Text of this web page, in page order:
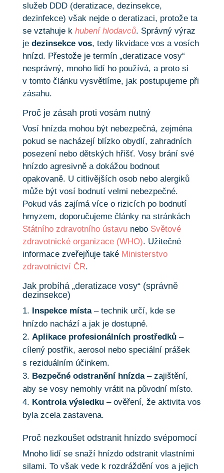
služeb DDD (deratizace, dezinsekce,
dezinfekce) však nejde o deratizaci, protože ta
se vztahuje k hubení hlodavců. Správný výraz
je dezinsekce vos, tedy likvidace vos a vosích
hnízd. Přestože je termín „deratizace vosy“
nesprávný, mnoho lidí ho používá, a proto si
v tomto článku vysvětlíme, jak postupujeme při
zásahu.
Proč je zásah proti vosám nutný
Vosí hnízda mohou být nebezpečná, zejména
pokud se nacházejí blízko obydlí, zahradních
posezení nebo dětských hřišť. Vosy brání své
hnízdo agresivně a dokážou bodnout
opakovaně. U citlivějších osob nebo alergiků
může být vosí bodnutí velmi nebezpečné.
Pokud vás zajímá více o rizicích po bodnutí
hmyzem, doporučujeme články na stránkách
Státního zdravotního ústavunebo Světové
zdravotnické organizace (WHO). Užitečné
informace zveřejňuje také Ministerstvo
zdravotnictví ČR.
Jak probíhá „deratizace vosy“ (správně
dezinsekce)
Inspekce místa– technik určí, kde se
hnízdo nachází a jak je dostupné.
Aplikace profesionálních prostředků–
cílený postřik, aerosol nebo speciální prášek
s reziduálním účinkem.
Bezpečné odstranění hnízda– zajištění,
aby se vosy nemohly vrátit na původní místo.
Kontrola výsledku– ověření, že aktivita vos
byla zcela zastavena.
Proč nezkoušet odstranit hnízdo svépomocí
Mnoho lidí se snaží hnízdo odstranit vlastními
silami. To však vede k rozdráždění vos a jejich